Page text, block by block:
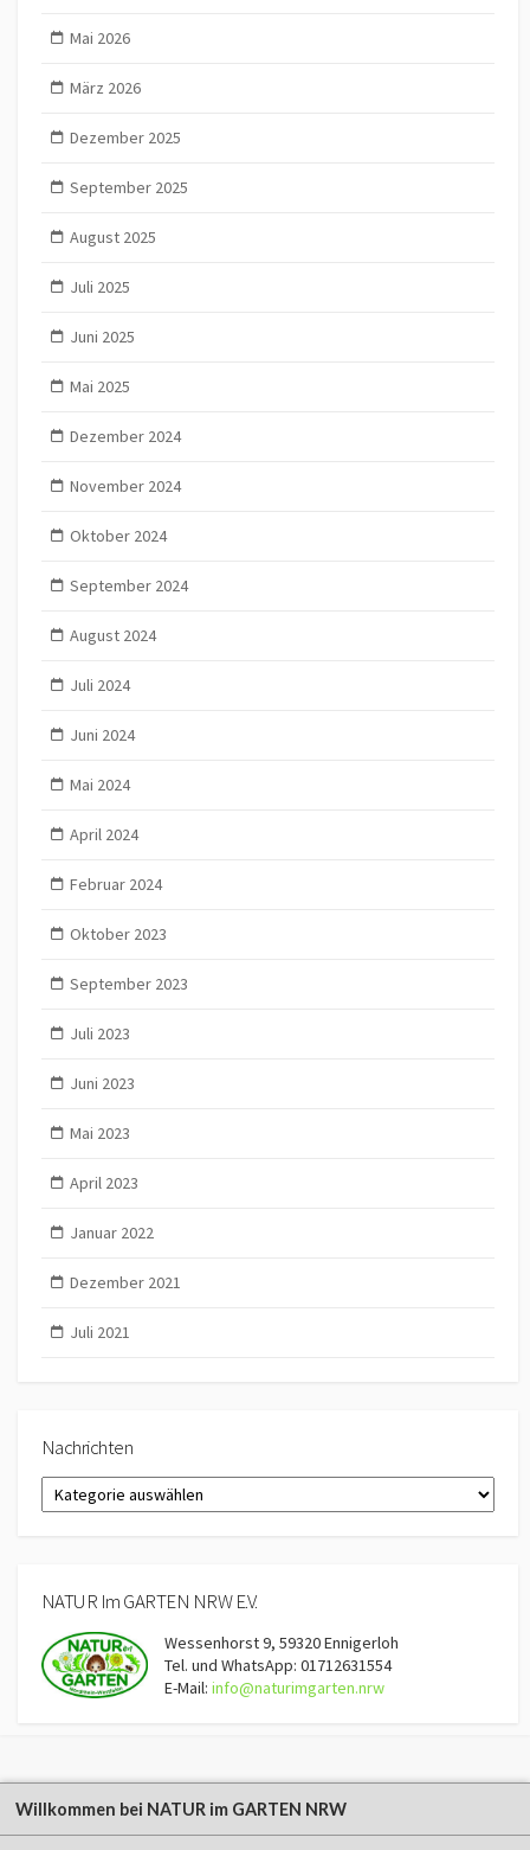
Mai 2026
März 2026
Dezember 2025
September 2025
August 2025
Juli 2025
Juni 2025
Mai 2025
Dezember 2024
November 2024
Oktober 2024
September 2024
August 2024
Juli 2024
Juni 2024
Mai 2024
April 2024
Februar 2024
Oktober 2023
September 2023
Juli 2023
Juni 2023
Mai 2023
April 2023
Januar 2022
Dezember 2021
Juli 2021
Nachrichten
Nachrichten
NATUR Im GARTEN NRW E.V.
Wessenhorst 9, 59320 Ennigerloh
Tel. und WhatsApp: 01712631554
E-Mail:info@naturimgarten.nrw
Willkommen bei NATUR im GARTEN NRW